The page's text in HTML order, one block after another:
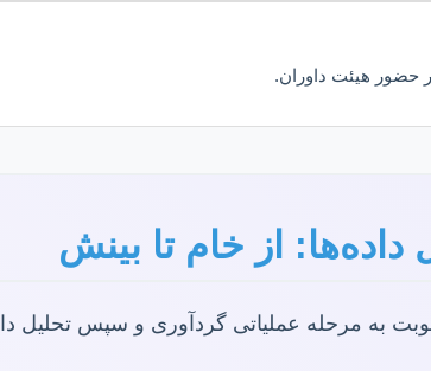
حضور هیئت داوران.
داده‌ها: از خام تا بینش
به مرحله عملیاتی گردآوری و سپس تحلیل